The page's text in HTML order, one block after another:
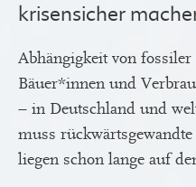
krisensicher
Abhängigkeit von
Bäuer*innen und
– in Deutschland und
muss
liegen schon lange auf